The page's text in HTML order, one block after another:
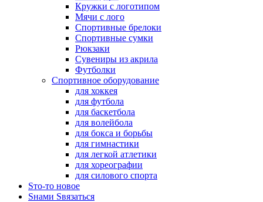
Кружки с логотипом
Мячи с лого
Спортивные брелоки
Спортивные сумки
Рюкзаки
Сувениры из акрила
Футболки
Спортивное оборудование
для хоккея
для футбола
для баскетбола
для волейбола
для бокса и борьбы
для гимнастики
для легкой атлетики
для хореографии
для силового спорта
Sто-то новое
Sнами Sвязаться